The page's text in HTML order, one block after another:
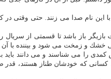
این نام صدا می زنند. حتی وقتی
باز باشد تا قسمتی از سریال
خشك و زمخت می شود و بیننده با آن
را می شناسند و می دانند باید
كه خودشان طناز هستند، قدر